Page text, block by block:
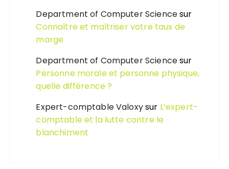
Department of Computer Sciencesur
Connaître et maîtriser votre taux de
marge
Department of Computer Sciencesur
Personne morale et personne physique,
quelle différence ?
Expert-comptable Valoxysur L’expert-
comptable et la lutte contre le
blanchiment